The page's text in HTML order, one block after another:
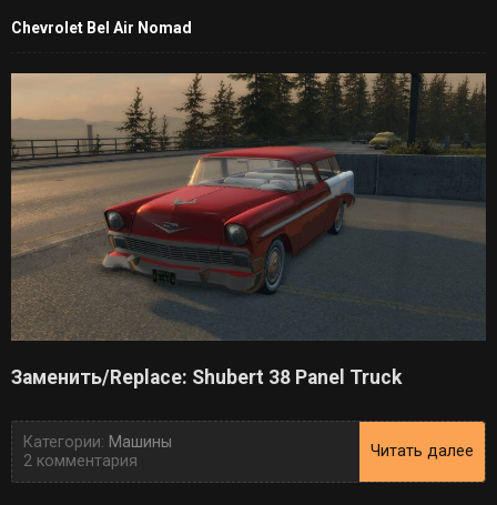
Chevrolet Bel Air Nomad
Заменить/Replace: Shubert 38 Panel Truck
Категории: Машины
2 комментария
Читать далее